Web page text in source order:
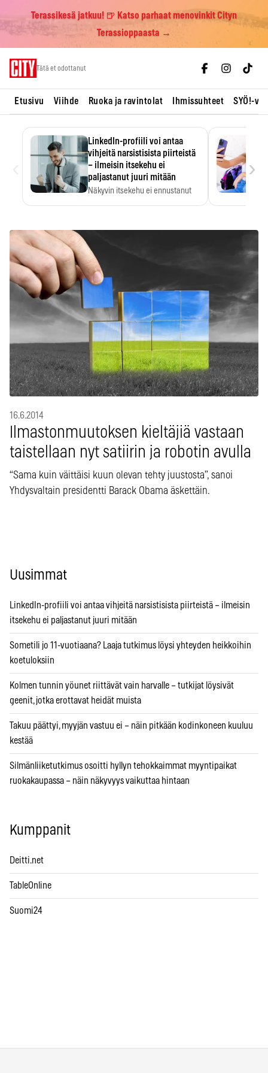
Terassikesä jatkuu! 🍺 Katso parhaat menovinkit Cityn
Terassioppaasta →
Tätä et odottanut
Etusivu Viihde Ruoka ja ravintolat Ihmissuhteet SYÖ!-
LinkedIn-profiili voi antaa
vihjeitä narsistisista piirteistä
– ilmeisin itsekehu ei
paljastanut juuri mitään
Näkyvin itsekehu ei ennustanut
›
16.6.2014
Ilmastonmuutoksen kieltäjiä vastaan
taistellaan nyt satiirin ja robotin avulla
“Sama kuin väittäisi kuun olevan tehty juustosta”, sanoi
Yhdysvaltain presidentti Barack Obama äskettäin.
Uusimmat
LinkedIn-profiili voi antaa vihjeitä narsistisista piirteistä – ilmeisin
itsekehu ei paljastanut juuri mitään
Sometili jo 11-vuotiaana? Laaja tutkimus löysi yhteyden heikkoihin
koetuloksiin
Kolmen tunnin yöunet riittävät vain harvalle – tutkijat löysivät
geenit, jotka erottavat heidät muista
Takuu päättyi, myyjän vastuu ei – näin pitkään kodinkoneen kuuluu
kestää
Silmänliiketutkimus osoitti hyllyn tehokkaimmat myyntipaikat
ruokakaupassa – näin näkyvyys vaikuttaa hintaan
Kumppanit
Deitti.net
TableOnline
Suomi24